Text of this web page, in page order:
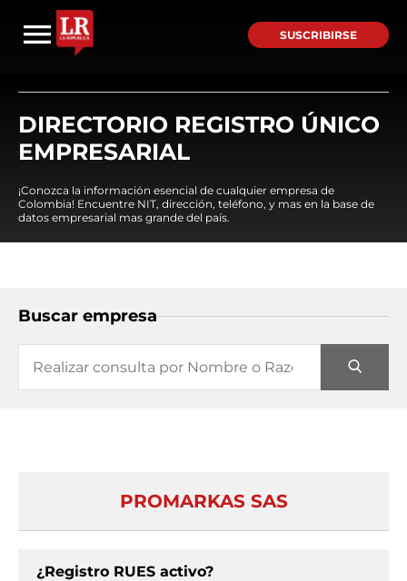
SUSCRIBIRSE
DIRECTORIO REGISTRO ÚNICO
EMPRESARIAL
¡Conozca la información esencial de cualquier empresa de
Colombia! Encuentre NIT, dirección, teléfono, y mas en la base de
datos empresarial mas grande del país.
Buscar empresa
PROMARKAS SAS
¿Registro RUES activo?